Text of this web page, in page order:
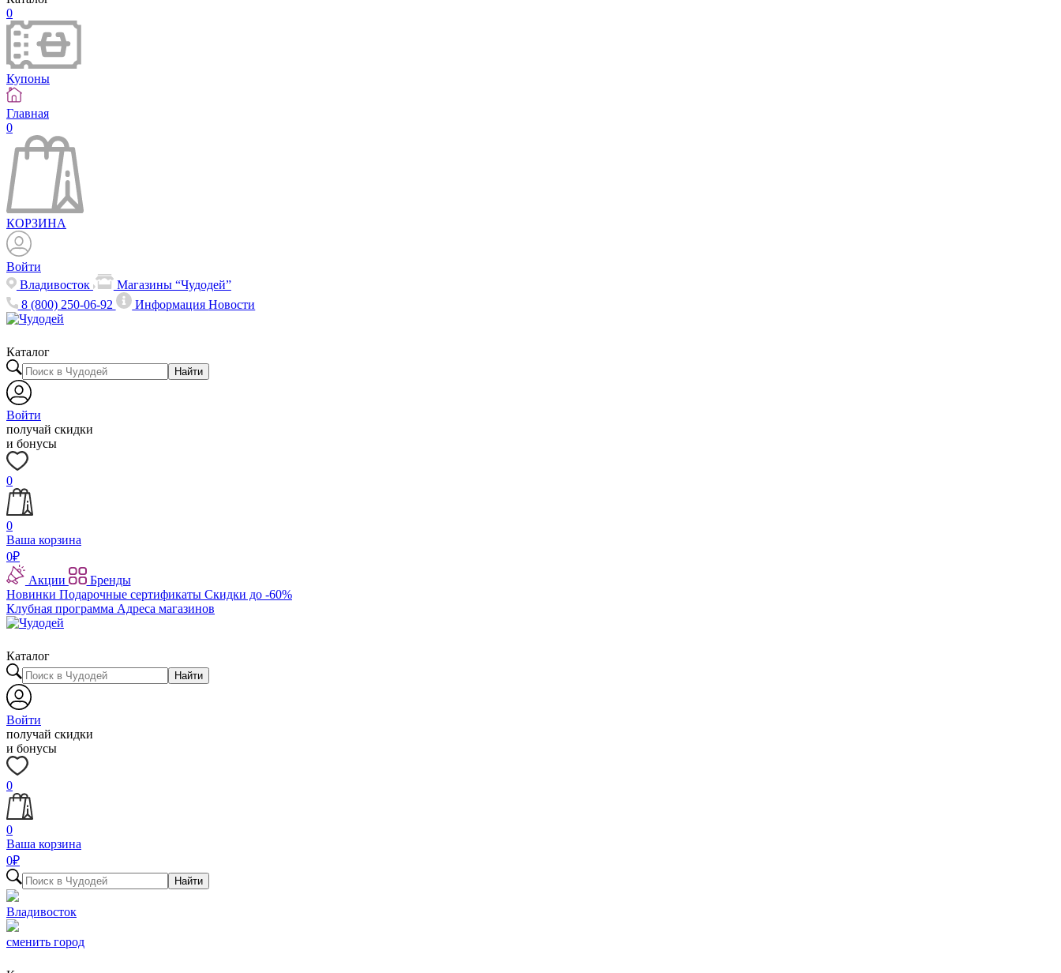
0
Купоны
Главная
0
КОРЗИНА
Войти
Владивосток
Магазины “Чудодей”
8 (800) 250-06-92
ИнформацияНовости
Каталог
Найти
Войти
получай скидки
и бонусы
0
0
Ваша корзина
0₽
Акции
Бренды
Новинки Подарочные сертификаты Скидки до -60%
Клубная программа Адреса магазинов
Каталог
Найти
Войти
получай скидки
и бонусы
0
0
Ваша корзина
0₽
Найти
Владивосток
сменить город